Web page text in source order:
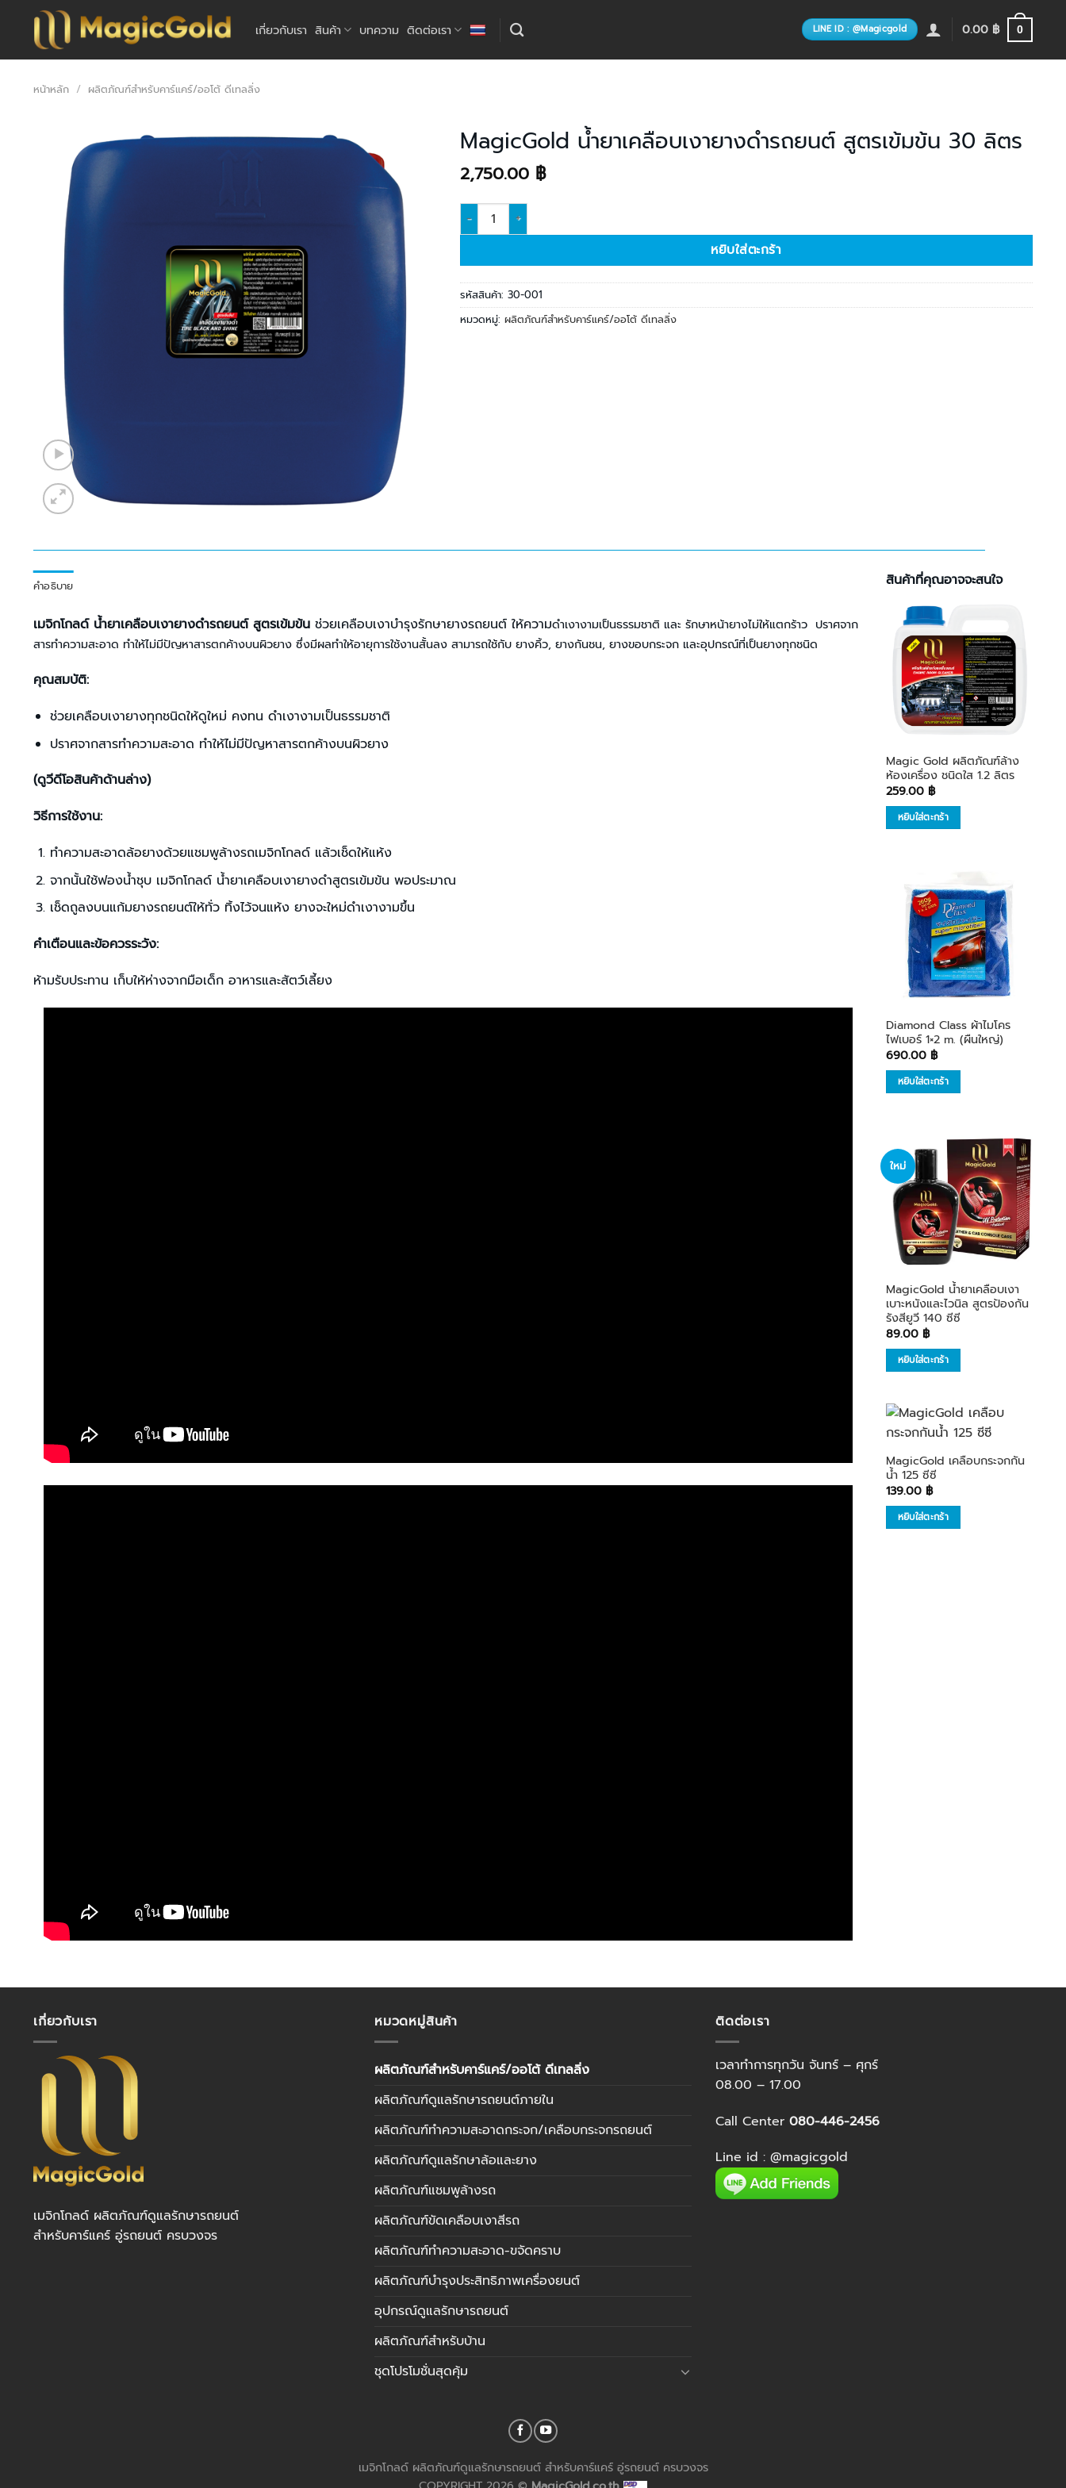
เกี่ยวกับเรา สินค้า บทความ ติดต่อเรา LINE ID : @Magicgold 0.00 ฿ 0
หน้าหลัก / ผลิตภัณฑ์สำหรับคาร์แคร์/ออโต้ ดีเทลลิ่ง
เพิ่มใน
รายการ
โปรด
MagicGold น้ำยาเคลือบเงายางดำรถยนต์ สูตรเข้มข้น 30 ลิตร
2,750.00 ฿
จำนวน MagicGold น้ำยาเคลือบเงายางดำรถยนต์ สูตรเข้มข้น 30 ลิตร ชิ้น
หยิบใส่ตะกร้า
รหัสสินค้า: 30-001
หมวดหมู่: ผลิตภัณฑ์สำหรับคาร์แคร์/ออโต้ ดีเทลลิ่ง
คำอธิบาย
เมจิกโกลด์ น้ำยาเคลือบเงายางดำรถยนต์ สูตรเข้มข้น ช่วยเคลือบเงาบำรุงรักษายางรถยนต์ ให้ความดำเงางามเป็นธรรมชาติ และ รักษาหน้ายางไม่ให้แตกร้าว ปราศจาก
สารทำความสะอาด ทำให้ไม่มีปัญหาสารตกค้างบนผิวยาง ซึ่งมีผลทำให้อายุการใช้งานสั้นลง สามารถใช้กับ ยางคิ้ว, ยางกันชน, ยางขอบกระจก และอุปกรณ์ที่เป็นยางทุกชนิด
คุณสมบัติ:
ช่วยเคลือบเงายางทุกชนิดให้ดูใหม่ คงทน ดำเงางามเป็นธรรมชาติ
ปราศจากสารทำความสะอาด ทำให้ไม่มีปัญหาสารตกค้างบนผิวยาง
(ดูวีดีโอสินค้าด้านล่าง)
วิธีการใช้งาน:
ทำความสะอาดล้อยางด้วยแชมพูล้างรถเมจิกโกลด์ แล้วเช็ดให้แห้ง
จากนั้นใช้ฟองน้ำชุบ เมจิกโกลด์ น้ำยาเคลือบเงายางดำสูตรเข้มข้น พอประมาณ
เช็ดถูลงบนแก้มยางรถยนต์ให้ทั่ว ทิ้งไว้จนแห้ง ยางจะใหม่ดำเงางามขึ้น
คำเตือนและข้อควรระวัง:
ห้ามรับประทาน เก็บให้ห่างจากมือเด็ก อาหารและสัตว์เลี้ยง
สินค้าที่คุณอาจจะสนใจ
เพิ่มใน
รายการ
โปรด
Magic Gold ผลิตภัณฑ์ล้าง
ห้องเครื่อง ชนิดใส 1.2 ลิตร
259.00 ฿
หยิบใส่ตะกร้า
เพิ่มใน
รายการ
โปรด
Diamond Class ผ้าไมโคร
ไฟเบอร์ 1×2 m. (ผืนใหญ่)
690.00 ฿
หยิบใส่ตะกร้า
ใหม่ เพิ่มใน
รายการ
โปรด
MagicGold น้ำยาเคลือบเงา
เบาะหนังและไวนิล สูตรป้องกัน
รังสียูวี 140 ซีซี
89.00 ฿
หยิบใส่ตะกร้า
รายการ
โปรด
MagicGold เคลือบกระจกกัน
น้ำ 125 ซีซี
139.00 ฿
หยิบใส่ตะกร้า
เกี่ยวกับเรา
เมจิกโกลด์ ผลิตภัณฑ์ดูแลรักษารถยนต์
สำหรับคาร์แคร์ อู่รถยนต์ ครบวงจร
หมวดหมู่สินค้า
ผลิตภัณฑ์สำหรับคาร์แคร์/ออโต้ ดีเทลลิ่ง
ผลิตภัณฑ์ดูแลรักษารถยนต์ภายใน
ผลิตภัณฑ์ทำความสะอาดกระจก/เคลือบกระจกรถยนต์
ผลิตภัณฑ์ดูแลรักษาล้อและยาง
ผลิตภัณฑ์แชมพูล้างรถ
ผลิตภัณฑ์ขัดเคลือบเงาสีรถ
ผลิตภัณฑ์ทำความสะอาด-ขจัดคราบ
ผลิตภัณฑ์บำรุงประสิทธิภาพเครื่องยนต์
อุปกรณ์ดูแลรักษารถยนต์
ผลิตภัณฑ์สำหรับบ้าน
ชุดโปรโมชั่นสุดคุ้ม
ติดต่อเรา
เวลาทำการทุกวัน จันทร์ – ศุกร์
08.00 – 17.00
Call Center 080-446-2456
Line id : @magicgold
เมจิกโกลด์ ผลิตภัณฑ์ดูแลรักษารถยนต์ สำหรับคาร์แคร์ อู่รถยนต์ ครบวงจร